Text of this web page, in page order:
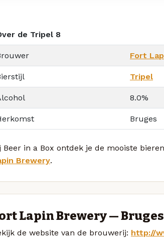
de Tripel 8
Fort
Tripel
8.0%
Bruges
Beer in a Box ontdek je de mooiste
Brewery.
Lapin Brewery — Bruges
de website van de brouwerij: http://